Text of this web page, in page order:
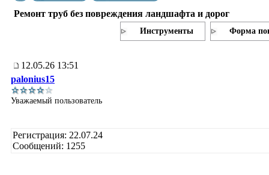
Ремонт труб без повреждения ландшафта и дорог
Инструменты Форма
12.05.26 13:51
palonius15
Уважаемый пользователь
Регистрация: 22.07.24
Сообщений: 1255